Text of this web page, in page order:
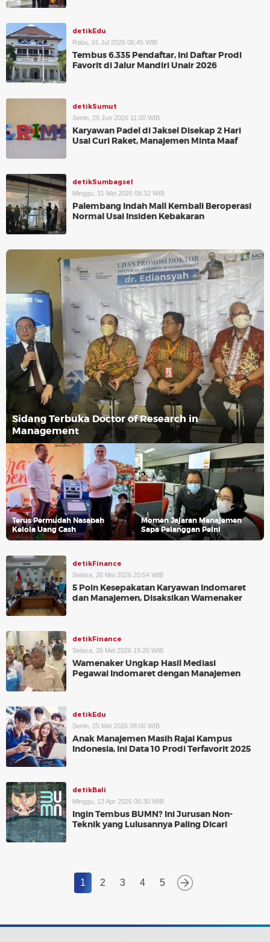
detikEdu
Rabu, 01 Jul 2026 06:45 WIB
Tembus 6.335 Pendaftar, Ini Daftar Prodi
Favorit di Jalur Mandiri Unair 2026
detikSumut
Senin, 29 Jun 2026 11:00 WIB
Karyawan Padel di Jaksel Disekap 2 Hari
Usai Curi Raket, Manajemen Minta Maaf
detikSumbagsel
Minggu, 31 Mei 2026 08:32 WIB
Palembang Indah Mall Kembali Beroperasi
Normal Usai Insiden Kebakaran
Sidang Terbuka Doctor of Research in
Management
Terus Permudah Nasabah
Kelola Uang Cash
Momen Jajaran Manajemen
Sapa Pelanggan Pelni
detikFinance
Selasa, 26 Mei 2026 20:54 WIB
5 Poin Kesepakatan Karyawan Indomaret
dan Manajemen, Disaksikan Wamenaker
detikFinance
Selasa, 26 Mei 2026 19:20 WIB
Wamenaker Ungkap Hasil Mediasi
Pegawai Indomaret dengan Manajemen
detikEdu
Senin, 25 Mei 2026 08:00 WIB
Anak Manajemen Masih Rajai Kampus
Indonesia, Ini Data 10 Prodi Terfavorit 2025
detikBali
Minggu, 12 Apr 2026 06:30 WIB
Ingin Tembus BUMN? Ini Jurusan Non-
Teknik yang Lulusannya Paling Dicari
1 2 3 4 5